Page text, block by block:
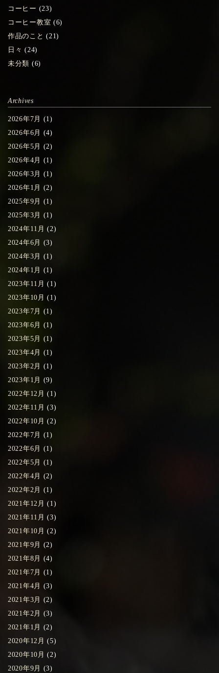
コーヒー (23)
コーヒー教室 (6)
作品のこと (21)
日々 (24)
未分類 (6)
Archives
2026年7月
(1)
2026年6月
(4)
2026年5月
(2)
2026年4月
(1)
2026年3月
(1)
2026年1月
(2)
2025年9月
(1)
2025年3月
(1)
2024年11月 (2)
2024年6月
(3)
2024年3月
(1)
2024年1月
(1)
2023年11月 (1)
2023年10月 (1)
2023年7月
(1)
2023年6月
(1)
2023年5月
(1)
2023年4月
(1)
2023年2月
(1)
2023年1月
(9)
2022年12月 (1)
2022年11月 (3)
2022年10月 (2)
2022年7月
(1)
2022年6月
(1)
2022年5月
(1)
2022年4月
(2)
2022年2月
(1)
2021年12月 (1)
2021年11月 (3)
2021年10月 (2)
2021年9月
(2)
2021年8月
(4)
2021年7月
(1)
2021年4月
(3)
2021年3月
(2)
2021年2月
(3)
2021年1月
(2)
2020年12月 (5)
2020年10月 (2)
2020年9月
(3)